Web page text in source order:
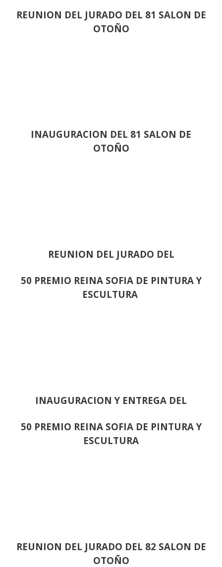
REUNION DEL JURADO DEL 81 SALON DE
OTOÑO
INAUGURACION DEL 81 SALON DE
OTOÑO
REUNION DEL JURADO DEL
50 PREMIO REINA SOFIA DE PINTURA Y
ESCULTURA
INAUGURACION Y ENTREGA DEL
50 PREMIO REINA SOFIA DE PINTURA Y
ESCULTURA
REUNION DEL JURADO DEL 82 SALON DE
OTOÑO